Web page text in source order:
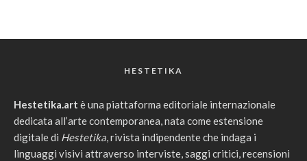
HESTETIKA
Hestetika.art è una piattaforma editoriale internazionale
dedicata all’arte contemporanea, nata come estensione
digitale di Hestetika, rivista indipendente che indaga i
linguaggi visivi attraverso interviste, saggi critici, recensioni